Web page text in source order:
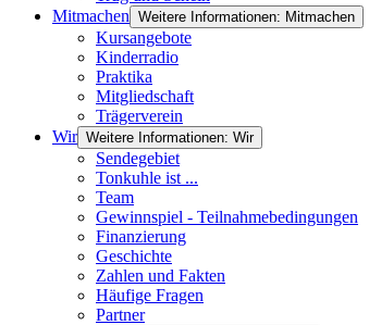
Mitmachen Weitere Informationen: Mitmachen
Kursangebote
Kinderradio
Praktika
Mitgliedschaft
Trägerverein
Wir Weitere Informationen: Wir
Sendegebiet
Tonkuhle ist ...
Team
Gewinnspiel - Teilnahmebedingungen
Finanzierung
Geschichte
Zahlen und Fakten
Häufige Fragen
Partner